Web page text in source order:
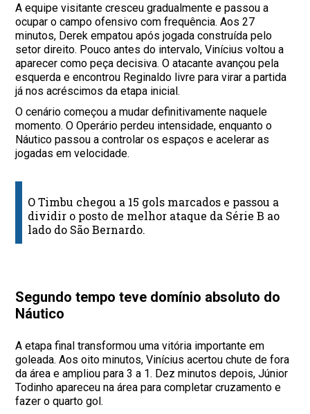
A equipe visitante cresceu gradualmente e passou a
ocupar o campo ofensivo com frequência. Aos 27
minutos, Derek empatou após jogada construída pelo
setor direito. Pouco antes do intervalo, Vinícius voltou a
aparecer como peça decisiva. O atacante avançou pela
esquerda e encontrou Reginaldo livre para virar a partida
já nos acréscimos da etapa inicial.
O cenário começou a mudar definitivamente naquele
momento. O Operário perdeu intensidade, enquanto o
Náutico passou a controlar os espaços e acelerar as
jogadas em velocidade.
O Timbu chegou a 15 gols marcados e passou a
dividir o posto de melhor ataque da Série B ao
lado do São Bernardo.
Segundo tempo teve domínio absoluto do
Náutico
A etapa final transformou uma vitória importante em
goleada. Aos oito minutos, Vinícius acertou chute de fora
da área e ampliou para 3 a 1. Dez minutos depois, Júnior
Todinho apareceu na área para completar cruzamento e
fazer o quarto gol.